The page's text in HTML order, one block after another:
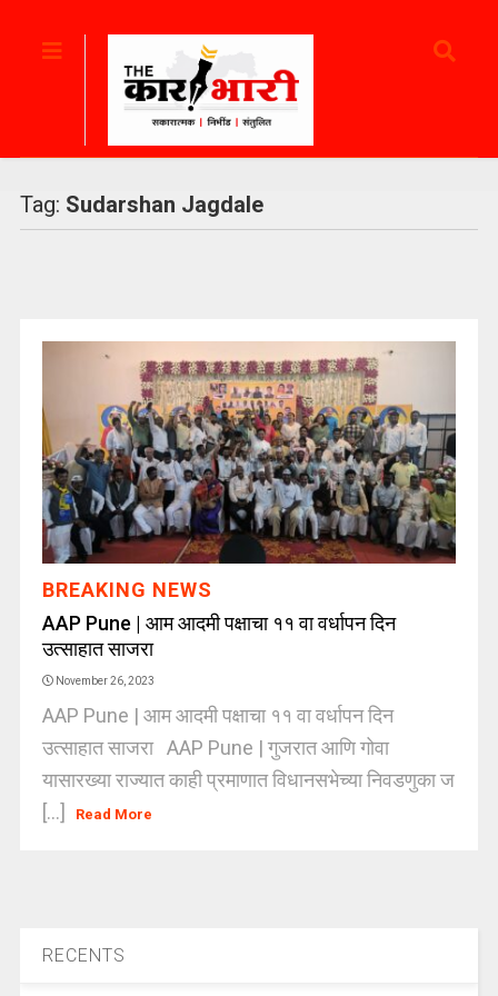
Tag: Sudarshan Jagdale
BREAKING NEWS
AAP Pune | आम आदमी पक्षाचा ११ वा वर्धापन दिन
उत्साहात साजरा
November 26, 2023
AAP Pune | आम आदमी पक्षाचा ११ वा वर्धापन दिन
उत्साहात साजरा AAP Pune | गुजरात आणि गोवा
यासारख्या राज्यात काही प्रमाणात विधानसभेच्या निवडणुका ज
[...]
Read More
RECENTS